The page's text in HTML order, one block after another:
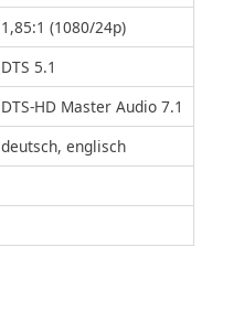
1,85:1 (1080/24p)
DTS 5.1
DTS-HD Master Audio 7.1
deutsch, englisch